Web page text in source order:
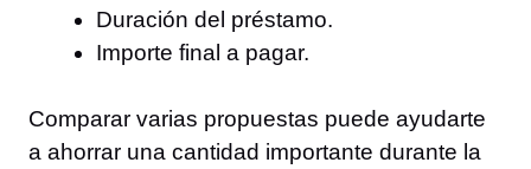
Duración del préstamo.
Importe final a pagar.
Comparar varias propuestas puede ayudarte
a ahorrar una cantidad importante durante la